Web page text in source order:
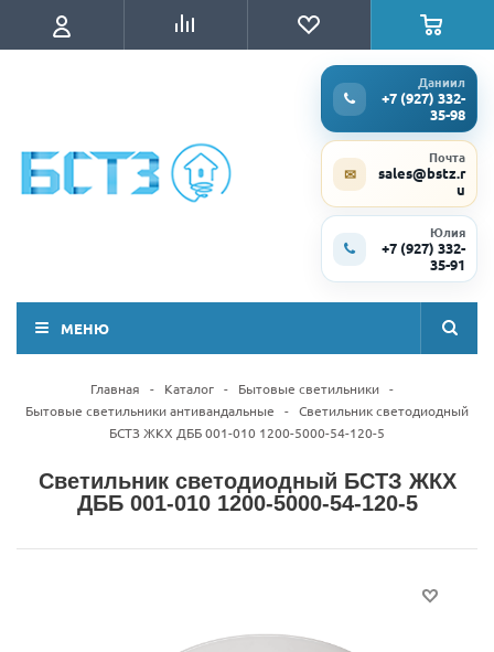
Даниил
+7 (927) 332-
35-98
✉
Почта
sales@bstz.r
u
Юлия
+7 (927) 332-
35-91
МЕНЮ
Главная - Каталог - Бытовые светильники -
Бытовые светильники антивандальные
- Светильник светодиодный
БСТЗ ЖКХ ДББ 001-010 1200-5000-54-120-5
Светильник светодиодный БСТЗ ЖКХ
ДББ 001-010 1200-5000-54-120-5